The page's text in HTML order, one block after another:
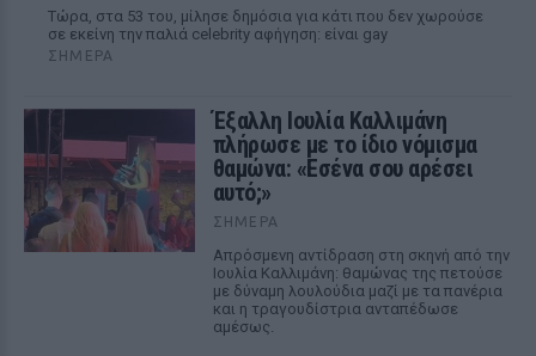
Τώρα, στα 53 του, μίλησε δημόσια για κάτι που δεν χωρούσε
σε εκείνη την παλιά celebrity αφήγηση: είναι gay
ΣΉΜΕΡΑ
Έξαλλη Ιουλία Καλλιμάνη
πλήρωσε με το ίδιο νόμισμα
θαμώνα: «Εσένα σου αρέσει
αυτό;»
ΣΉΜΕΡΑ
Απρόσμενη αντίδραση στη σκηνή από την
Ιουλία Καλλιμάνη: θαμώνας της πετούσε
με δύναμη λουλούδια μαζί με τα πανέρια
και η τραγουδίστρια ανταπέδωσε
αμέσως.